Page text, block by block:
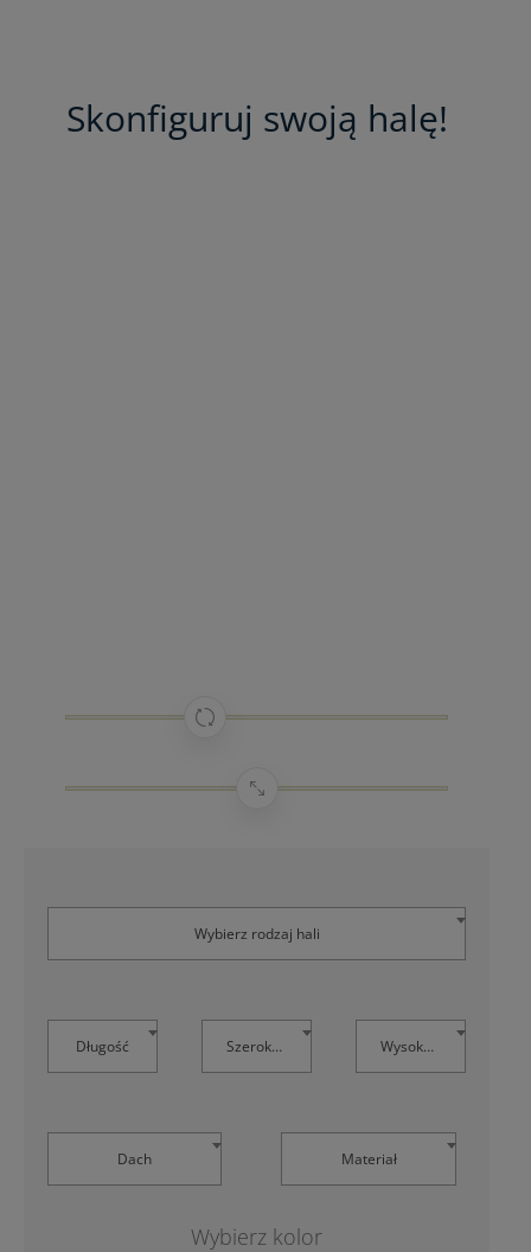
Skonfiguruj swoją halę!
Wybierz rodzaj hali
Długość Szerokość Wysokość
Dach Materiał
Wybierz kolor